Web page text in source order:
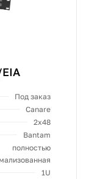
Под заказ
Canare
2x48
Bantam
полностью
1U